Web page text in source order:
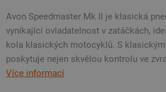
Avon Speedmaster Mk II je klasická
vynikající ovladatelnost v zatáčkách,
kola klasických motocyklů. S
poskytuje nejen skvělou kontrolu ve
Více informací